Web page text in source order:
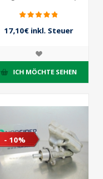
17,10€ inkl. Steuer
ICH MÖCHTE SEHEN
- 10%